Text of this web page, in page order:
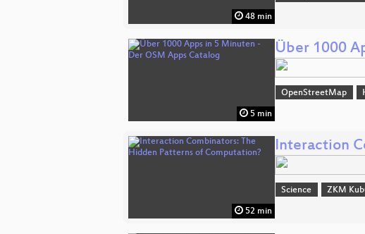
48 min
5 min
Über 1000
OpenStreetMap
52 min
Interaction
Science ZKM